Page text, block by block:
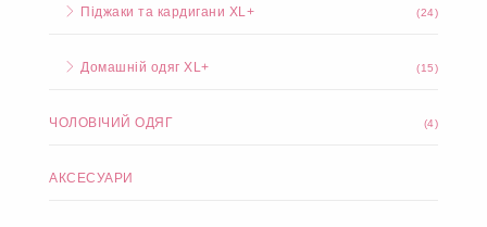
Піджаки та кардигани XL+ (24)
Домашній одяг XL+ (15)
ЧОЛОВІЧИЙ ОДЯГ (4)
АКСЕСУАРИ